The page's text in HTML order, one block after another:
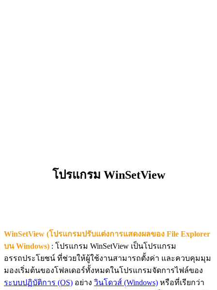
โปรแกรม WinSetView
WinSetView (โปรแกรมปรับแต่งการแสดงผลของ File Explorer
บน Windows) : โปรแกรม WinSetView เป็นโปรแกรม
อรรถประโยชน์ ที่ช่วยให้ผู้ใช้งานสามารถตั้งค่า และควบคุมมุม
มองเริ่มต้นของโฟลเดอร์ทั้งหมดในโปรแกรมจัดการไฟล์ของ
ระบบปฏิบัติการ (OS) อย่าง วินโดวส์ (Windows) หรือที่เรียกว่า